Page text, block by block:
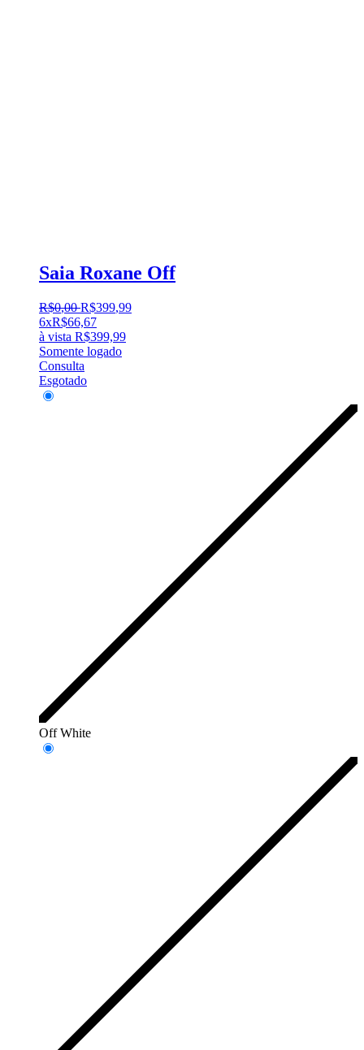
Saia Roxane Off
R$0,00 R$399,99
6xR$66,67
à vista R$399,99
Somente logado
Consulta
Esgotado
Off White